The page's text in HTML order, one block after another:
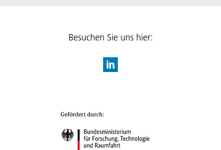
Besuchen Sie uns hier: